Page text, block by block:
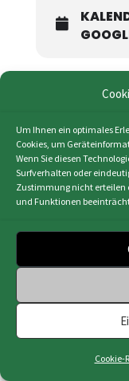
Um Ihnen ein optimales
Cookies, um
Wenn Sie diesen
Surfverhalten oder
Zustimmung nicht erteilen
und Funktionen
Cookie-
Impressum|
(EU)|